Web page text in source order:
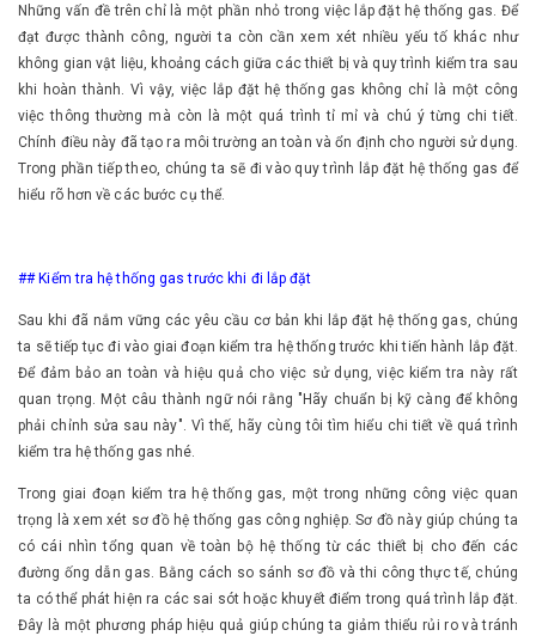
Những vấn đề trên chỉ là một phần nhỏ trong việc lắp đặt hệ thống gas. Để
đạt được thành công, người ta còn cần xem xét nhiều yếu tố khác như
không gian vật liệu, khoảng cách giữa các thiết bị và quy trình kiểm tra sau
khi hoàn thành. Vì vậy, việc lắp đặt hệ thống gas không chỉ là một công
việc thông thường mà còn là một quá trình tỉ mỉ và chú ý từng chi tiết.
Chính điều này đã tạo ra môi trường an toàn và ổn định cho người sử dụng.
Trong phần tiếp theo, chúng ta sẽ đi vào quy trình lắp đặt hệ thống gas để
hiểu rõ hơn về các bước cụ thể.
## Kiểm tra hệ thống gas trước khi đi lắp đặt
Sau khi đã nắm vững các yêu cầu cơ bản khi lắp đặt hệ thống gas, chúng
ta sẽ tiếp tục đi vào giai đoạn kiểm tra hệ thống trước khi tiến hành lắp đặt.
Để đảm bảo an toàn và hiệu quả cho việc sử dụng, việc kiểm tra này rất
quan trọng. Một câu thành ngữ nói rằng "Hãy chuẩn bị kỹ càng để không
phải chỉnh sửa sau này". Vì thế, hãy cùng tôi tìm hiểu chi tiết về quá trình
kiểm tra hệ thống gas nhé.
Trong giai đoạn kiểm tra hệ thống gas, một trong những công việc quan
trọng là xem xét sơ đồ hệ thống gas công nghiệp. Sơ đồ này giúp chúng ta
có cái nhìn tổng quan về toàn bộ hệ thống từ các thiết bị cho đến các
đường ống dẫn gas. Bằng cách so sánh sơ đồ và thi công thực tế, chúng
ta có thể phát hiện ra các sai sót hoặc khuyết điểm trong quá trình lắp đặt.
Đây là một phương pháp hiệu quả giúp chúng ta giảm thiểu rủi ro và tránh